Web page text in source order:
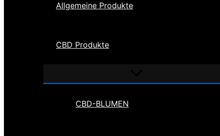
Allgemeine Produkte
CBD Produkte
umschalten
CBD-BLUMEN